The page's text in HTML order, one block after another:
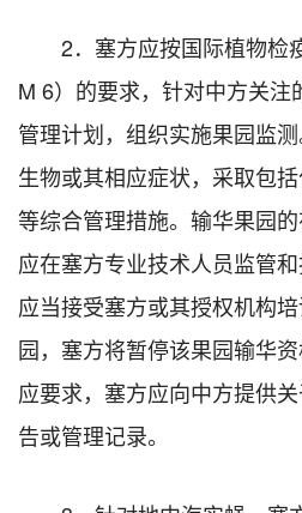
2．塞方应按国际植物检
M 6）的要求，针对中方关注
管理计划，组织实施果园监
生物或其相应症状，采取包
等综合管理措施。输华果园的
应在塞方专业技术人员监管
应当接受塞方或其授权机构
园，塞方将暂停该果园输华资
应要求，塞方应向中方提供
告或管理记录。